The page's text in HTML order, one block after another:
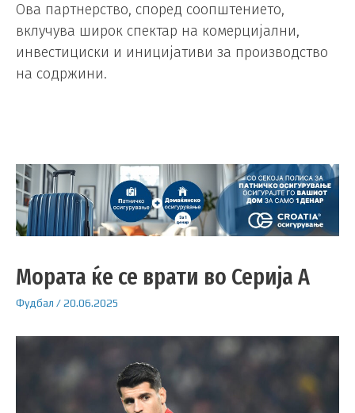
Ова партнерство, според соопштението,
вклучува широк спектар на комерцијални,
инвестициски и иницијативи за производство
на содржини.
Мората ќе се врати во Серија А
Фудбал /20.06.2025